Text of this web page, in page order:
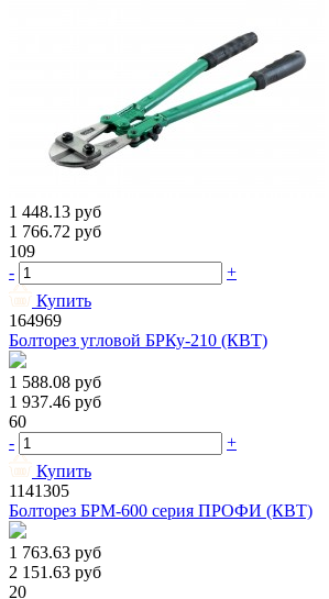
1 448.13 руб
1 766.72 руб
109
-
+
Купить
164969
Болторез угловой БРКу-210 (КВТ)
1 588.08 руб
1 937.46 руб
60
-
+
Купить
1141305
Болторез БРМ-600 серия ПРОФИ (КВТ)
1 763.63 руб
2 151.63 руб
20